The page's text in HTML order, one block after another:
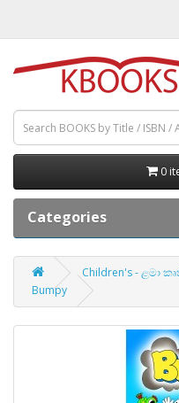
0
Categories
Children's - ළමා
Bumpy